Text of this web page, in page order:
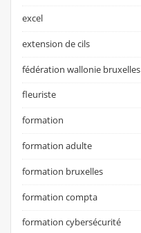
excel
extension de cils
fédération wallonie bruxelles
fleuriste
formation
formation adulte
formation bruxelles
formation compta
formation cybersécurité